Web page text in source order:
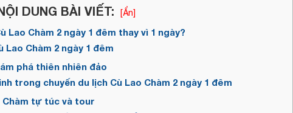
DUNG BÀI VIẾT: [Ẩn]
Lao Chàm 2 ngày 1 đêm thay vì 1 ngày?
Chàm 2 ngày 1 đêm
phá thiên nhiên đảo
trong chuyến du lịch Cù Lao Chàm 2 ngày 1 đêm
Chàm tự túc và tour